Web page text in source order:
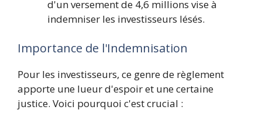
d'un versement de 4,6 millions vise à
indemniser les investisseurs lésés.
Importance de l'Indemnisation
Pour les investisseurs, ce genre de règlement
apporte une lueur d'espoir et une certaine
justice. Voici pourquoi c'est crucial :